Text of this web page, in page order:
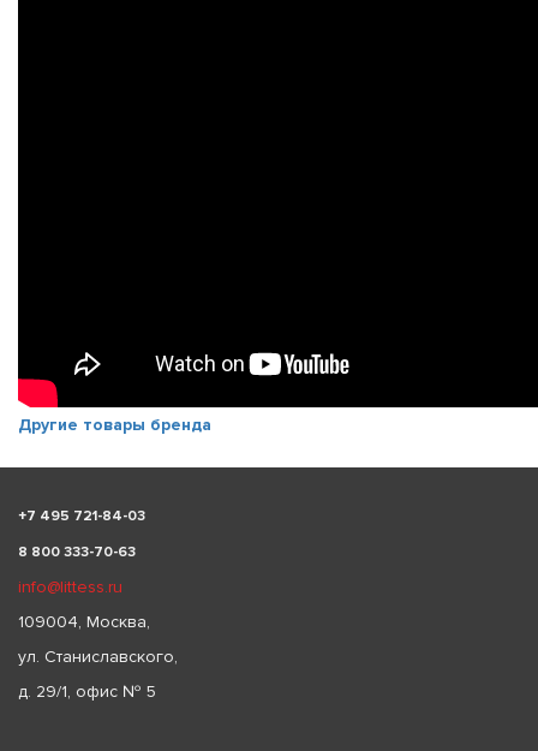
Другие товары бренда
+7 495 721-84-03
8 800 333-70-63
info@littess.ru
109004, Москва,
ул. Станиславского,
д. 29/1, офис № 5